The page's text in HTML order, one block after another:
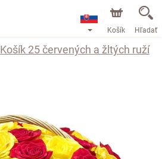
Košík Hľadať
Košík 25 červených a žltých ruží